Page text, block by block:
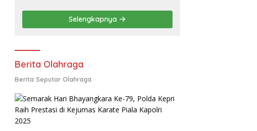
Selengkapnya
Berita Olahraga
Berita Seputar Olahraga